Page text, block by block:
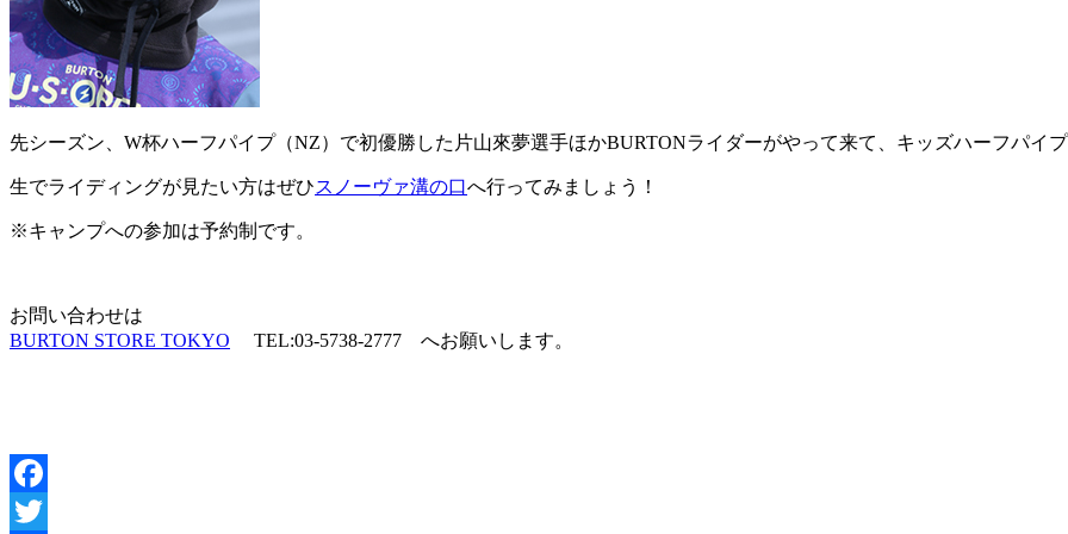
先シーズン、W杯ハーフパイプ（NZ）で初優勝した片山來夢選手ほかBURTONライダーがやって来て、キッズハーフパイプ
生でライディングが見たい方はぜひスノーヴァ溝の口へ行ってみましょう！
※キャンプへの参加は予約制です。
お問い合わせは
BURTON STORE TOKYO TEL:03-5738-2777 へお願いします。
Facebook